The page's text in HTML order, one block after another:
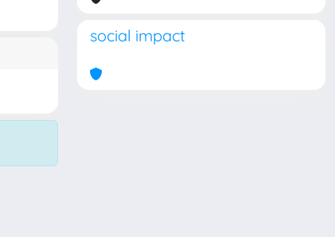
social impact